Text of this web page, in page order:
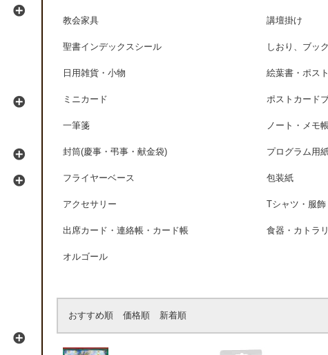
教会家具 講壇掛け
聖書インデックスシール しおり、ブッ
日用雑貨・小物 絵葉書・ポス
ミニカード ポストカード
一筆箋 ノート・メモ
封筒(慶事・弔事・献金袋) プログラム用
フライヤーベース 包装紙
アクセサリー Tシャツ・服飾
出席カード・連絡帳・カード帳 食器・カトラ
オルゴール
おすすめ順 価格順 新着順